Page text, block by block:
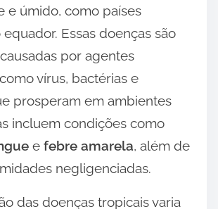
e úmido, como países
Essas doenças são
por agentes
vírus, bactérias e
prosperam em ambientes
incluem condições como
e febre amarela, além de
negligenciadas.
das doenças tropicais varia